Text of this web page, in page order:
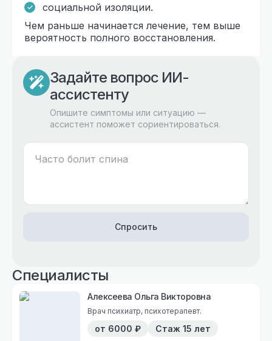
социальной изоляции.
Чем раньше начинается лечение, тем выше
вероятность полного восстановления.
Задайте вопрос ИИ-
ассистенту
Опишите симптомы или ситуацию —
ассистент поможет сориентироваться.
Спросить
Специалисты
Алексеева Ольга Викторовна
Врач психиатр, психотерапевт.
от 6000 ₽ Стаж 15 лет